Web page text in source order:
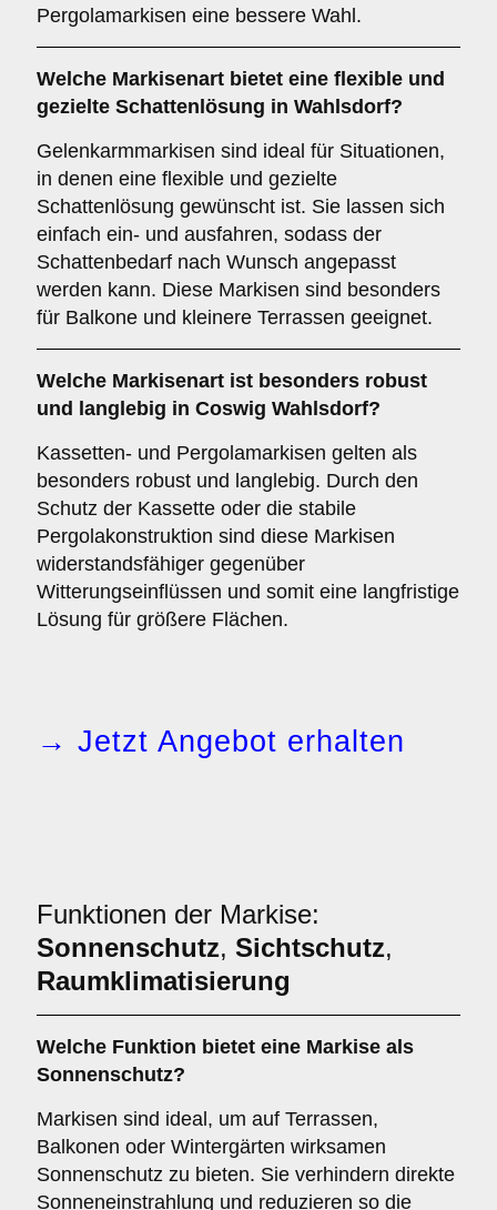
Pergolamarkisen eine bessere Wahl.
Welche Markisenart bietet eine flexible und
gezielte Schattenlösung in Wahlsdorf?
Gelenkarmmarkisen sind ideal für Situationen,
in denen eine flexible und gezielte
Schattenlösung gewünscht ist. Sie lassen sich
einfach ein- und ausfahren, sodass der
Schattenbedarf nach Wunsch angepasst
werden kann. Diese Markisen sind besonders
für Balkone und kleinere Terrassen geeignet.
Welche Markisenart ist besonders robust
und langlebig in Coswig Wahlsdorf?
Kassetten- und Pergolamarkisen gelten als
besonders robust und langlebig. Durch den
Schutz der Kassette oder die stabile
Pergolakonstruktion sind diese Markisen
widerstandsfähiger gegenüber
Witterungseinflüssen und somit eine langfristige
Lösung für größere Flächen.
→ Jetzt Angebot erhalten
Funktionen der Markise:
Sonnenschutz, Sichtschutz,
Raumklimatisierung
Welche Funktion bietet eine Markise als
Sonnenschutz?
Markisen sind ideal, um auf Terrassen,
Balkonen oder Wintergärten wirksamen
Sonnenschutz zu bieten. Sie verhindern direkte
Sonneneinstrahlung und reduzieren so die